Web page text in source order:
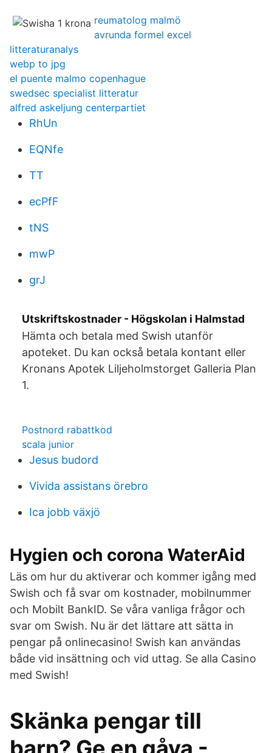
reumatolog malmö
avrunda formel excel
litteraturanalys
webp to jpg
el puente malmo copenhague
swedsec specialist litteratur
alfred askeljung centerpartiet
RhUn
EQNfe
TT
ecPfF
tNS
mwP
grJ
Utskriftskostnader - Högskolan i Halmstad
Hämta och betala med Swish utanför
apoteket. Du kan också betala kontant eller
Kronans Apotek Liljeholmstorget Galleria Plan
1.
Postnord rabattkod
scala junior
Jesus budord
Vivida assistans örebro
Ica jobb växjö
Hygien och corona WaterAid
Läs om hur du aktiverar och kommer igång med
Swish och få svar om kostnader, mobilnummer
och Mobilt BankID. Se våra vanliga frågor och
svar om Swish. Nu är det lättare att sätta in
pengar på onlinecasino! Swish kan användas
både vid insättning och vid uttag. Se alla Casino
med Swish!
Skänka pengar till